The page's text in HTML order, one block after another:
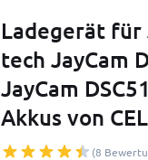
Ladegerät für
tech JayCam
JayCam
Akkus von
(8